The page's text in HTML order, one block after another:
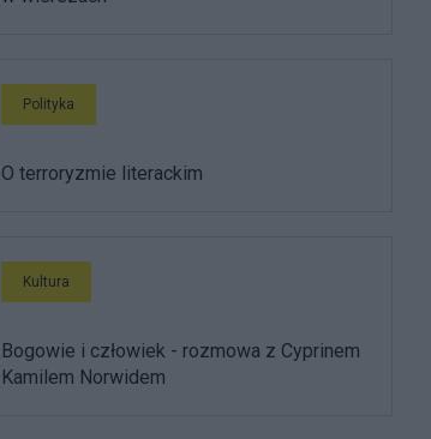
Polityka
O terroryzmie literackim
Kultura
Bogowie i człowiek - rozmowa z Cyprinem
Kamilem Norwidem